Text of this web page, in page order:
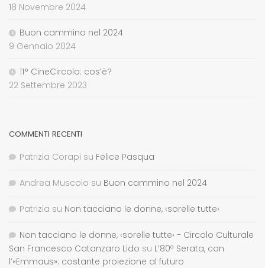
18 Novembre 2024
Buon cammino nel 2024
9 Gennaio 2024
11° CineCircolo: cos’è?
22 Settembre 2023
COMMENTI RECENTI
Patrizia Corapi su Felice Pasqua
Andrea Muscolo su Buon cammino nel 2024
Patrizia su Non tacciano le donne, ‹sorelle tutte›
Non tacciano le donne, ‹sorelle tutte› - Circolo Culturale
San Francesco Catanzaro Lido su L’80ª Serata, con
l’«Emmaus»: costante proiezione al futuro